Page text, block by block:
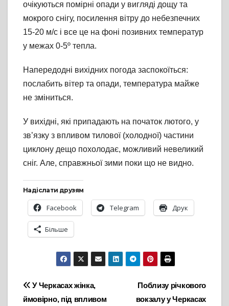
очікуються помірні опади у вигляді дощу та
мокрого снігу, посилення вітру до небезпечних
15-20 м/с і все це на фоні позивних температур
у межах 0-5º тепла.
Напередодні вихідних погода заспокоїться:
послабить вітер та опади, температура майже
не зміниться.
У вихідні, які припадають на початок лютого, у
зв’язку з впливом тилової (холодної) частини
циклону дещо похолодає, можливий невеликий
сніг. Але, справжньої зими поки що не видно.
Надіслати друзям
Facebook Telegram Друк
Більше
Навігація
Поблизу річкового
вокзалу у Черкасах
У Черкасах жінка,
ймовірно, під впливом